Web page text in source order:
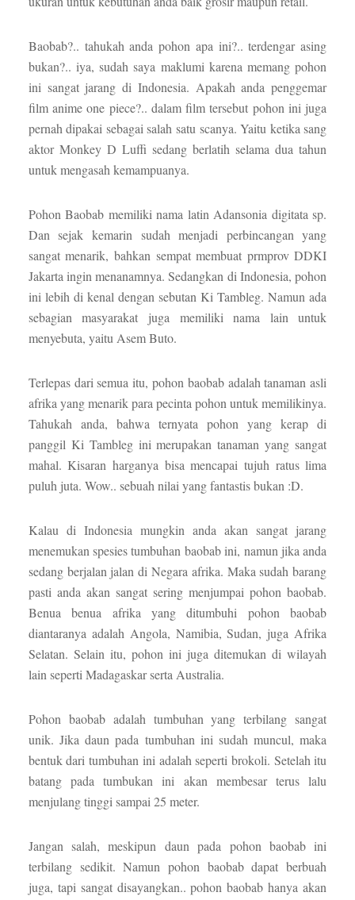
Baobab?.. tahukah anda pohon apa ini?.. terdengar asing
bukan?.. iya, sudah saya maklumi karena memang pohon
ini sangat jarang di Indonesia. Apakah anda penggemar
film anime one piece?.. dalam film tersebut pohon ini juga
pernah dipakai sebagai salah satu scanya. Yaitu ketika sang
aktor Monkey D Luffi sedang berlatih selama dua tahun
untuk mengasah kemampuanya.
Pohon Baobab memiliki nama latin Adansonia digitata sp.
Dan sejak kemarin sudah menjadi perbincangan yang
sangat menarik, bahkan sempat membuat prmprov DDKI
Jakarta ingin menanamnya. Sedangkan di Indonesia, pohon
ini lebih di kenal dengan sebutan Ki Tambleg. Namun ada
sebagian masyarakat juga memiliki nama lain untuk
menyebuta, yaitu Asem Buto.
Terlepas dari semua itu, pohon baobab adalah tanaman asli
afrika yang menarik para pecinta pohon untuk memilikinya.
Tahukah anda, bahwa ternyata pohon yang kerap di
panggil Ki Tambleg ini merupakan tanaman yang sangat
mahal. Kisaran harganya bisa mencapai tujuh ratus lima
puluh juta. Wow.. sebuah nilai yang fantastis bukan :D.
Kalau di Indonesia mungkin anda akan sangat jarang
menemukan spesies tumbuhan baobab ini, namun jika anda
sedang berjalan jalan di Negara afrika. Maka sudah barang
pasti anda akan sangat sering menjumpai pohon baobab.
Benua benua afrika yang ditumbuhi pohon baobab
diantaranya adalah Angola, Namibia, Sudan, juga Afrika
Selatan. Selain itu, pohon ini juga ditemukan di wilayah
lain seperti Madagaskar serta Australia.
Pohon baobab adalah tumbuhan yang terbilang sangat
unik. Jika daun pada tumbuhan ini sudah muncul, maka
bentuk dari tumbuhan ini adalah seperti brokoli. Setelah itu
batang pada tumbukan ini akan membesar terus lalu
menjulang tinggi sampai 25 meter.
Jangan salah, meskipun daun pada pohon baobab ini
terbilang sedikit. Namun pohon baobab dapat berbuah
juga, tapi sangat disayangkan.. pohon baobab hanya akan